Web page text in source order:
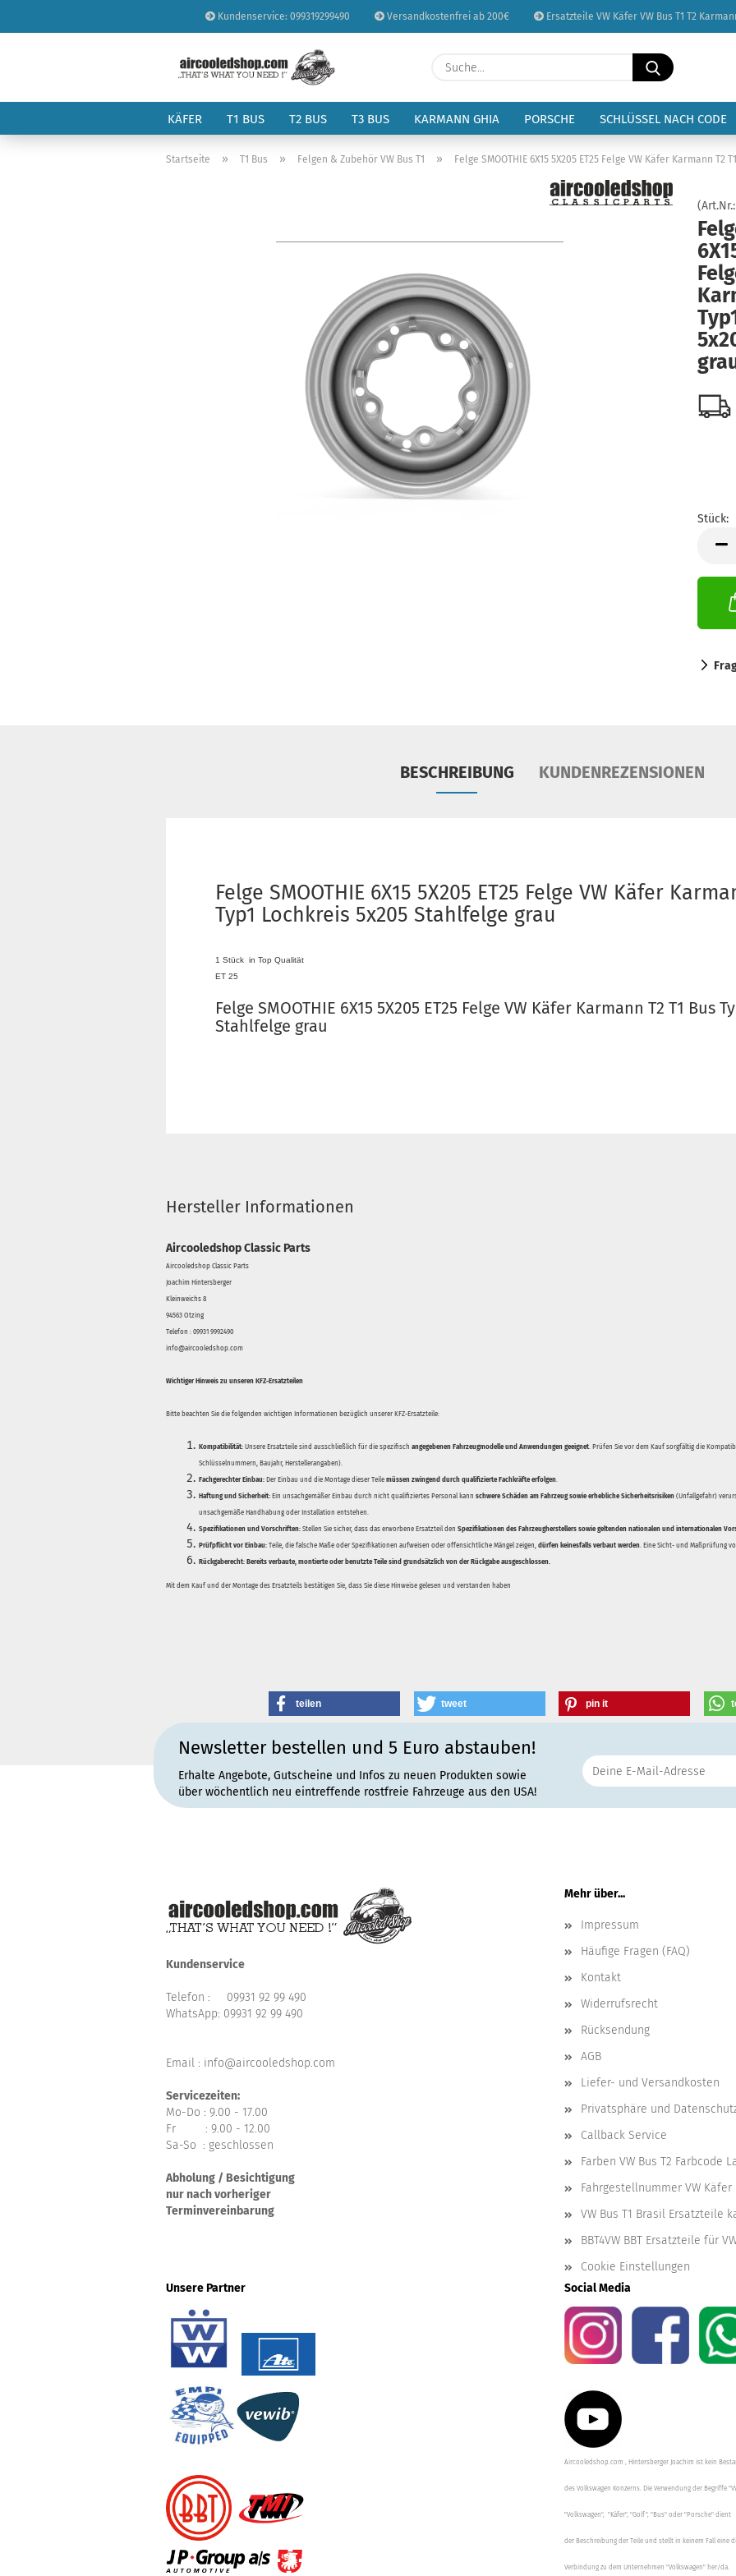
Kundenservice: 099319299490 Versandkostenfrei ab 200€ Ersatzteile VW Käfer VW Bus T1 T2
Sprache auswählen
Lieferland
Passwort
Konto erstellen
Passwort
Suche...
KÄFER T1 BUS T2 BUS T3 BUS KARMANN GHIA PORSCHE SCHLÜSSEL NACH CODE
Startseite » T1 Bus » Felgen & Zubehör VW Bus T1 » Felge SMOOTHIE 6X15 5X205 ET25 Felge VW Käfer Karmann
(Art.Nr.:
Stück:
Stück
BESCHREIBUNG KUNDENREZENSIONEN
Felge SMOOTHIE 6X15 5X205 ET25 Felge VW Käfer
Typ1 Lochkreis 5x205 Stahlfelge grau
1 Stück in Top Qualität
ET 25
Felge SMOOTHIE 6X15 5X205 ET25 Felge VW Käfer Karmann T2 T1 Bus
Stahlfelge grau
Hersteller Informationen
Aircooledshop Classic Parts
Aircooledshop Classic Parts
Joachim Hintersberger
Kleinweichs 8
94563 Otzing
Telefon : 09931 9992490
info@aircooledshop.com
Wichtiger Hinweis zu unseren KFZ-Ersatzteilen
Bitte beachten Sie die folgenden wichtigen Informationen bezüglich unserer KFZ-Ersatzteile:
Kompatibilität: Unsere Ersatzteile sind ausschließlich für die spezifisch angegebenen Fahrzeugmodelle und Anwendungen geeignet. Prüfen Sie vor dem Kauf sorgfältig die
Schlüsselnummern, Baujahr, Herstellerangaben).
Fachgerechter Einbau: Der Einbau und die Montage dieser Teile müssen zwingend durch qualifizierte Fachkräfte erfolgen.
Haftung und Sicherheit: Ein unsachgemäßer Einbau durch nicht qualifiziertes Personal kann schwere Schäden am Fahrzeug sowie erhebliche Sicherheitsrisiken (Unfallgefahr)
unsachgemäße Handhabung oder Installation entstehen.
Spezifikationen und Vorschriften: Stellen Sie sicher, dass das erworbene Ersatzteil den Spezifikationen des Fahrzeugherstellers sowie geltenden nationalen und internationalen
Prüfpflicht vor Einbau: Teile, die falsche Maße oder Spezifikationen aufweisen oder offensichtliche Mängel zeigen, dürfen keinesfalls verbaut werden. Eine Sicht- und Maßprüfung
Rückgaberecht: Bereits verbaute, montierte oder benutzte Teile sind grundsätzlich von der Rückgabe ausgeschlossen.
Mit dem Kauf und der Montage des Ersatzteils bestätigen Sie, dass Sie diese Hinweise gelesen und verstanden haben
teilen tweet pin it
Newsletter bestellen und 5 Euro abstauben!
Erhalte Angebote, Gutscheine und Infos zu neuen Produkten sowie
über wöchentlich neu eintreffende rostfreie Fahrzeuge aus den USA!
Kundenservice
Telefon : 09931 92 99 490
WhatsApp: 09931 92 99 490
Email : info@aircooledshop.com
Servicezeiten:
Mo-Do : 9.00 - 17.00
Fr : 9.00 - 12.00
Sa-So : geschlossen
Abholung / Besichtigung
nur nach vorheriger
Terminvereinbarung
Mehr über...
Impressum
Häufige Fragen (FAQ)
Kontakt
Widerrufsrecht
Rücksendung
AGB
Liefer- und Versandkosten
Privatsphäre und
Callback Service
Farben VW Bus T2 Farbcode
Fahrgestellnummer VW Käfer
VW Bus T1 Brasil Ersatzteile
BBT4VW BBT Ersatzteile für
Cookie Einstellungen
Unsere Partner
Social Media
Aircooledshop.com , Hintersberger Joachim ist kein
des Volkswagen Konzerns. Die Verwendung der Begriffe
"Volkswagen", "Käfer", "Golf", "Bus" oder "Porsche" dient
der Beschreibung der Teile und stellt in keinem Fall eine
Verbindung zu dem Unternehmen "Volkswagen" her/da.